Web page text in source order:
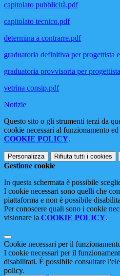
capitolato pubblicità.pdf
capitolato tecnico.pdf
determina a contrarre.pdf
graduatoria definitiva per progettista
graduatoria provvisoria per
vetrina consip.pdf
Notizie
Questo sito o gli strumenti terzi da
cookie necessari al funzionamento
COOKIE POLICY.
Personalizza Rifiuta tutti i cookies
Gestione cookie
In questa schermata è possibile
I cookie necessari sono quelli che
piattaforma e non è possibile
Per conoscere quali sono i cookie
visionare la COOKIE POLICY.
Cookie necessari per il
I cookie necessari per il
disabilitati. È possibile consultare
policy.